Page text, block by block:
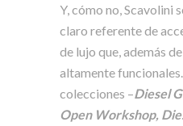
Y, cómo no, Scavolini
claro referente de
de lujo que, además
altamente
colecciones –Diesel
Open Workshop,